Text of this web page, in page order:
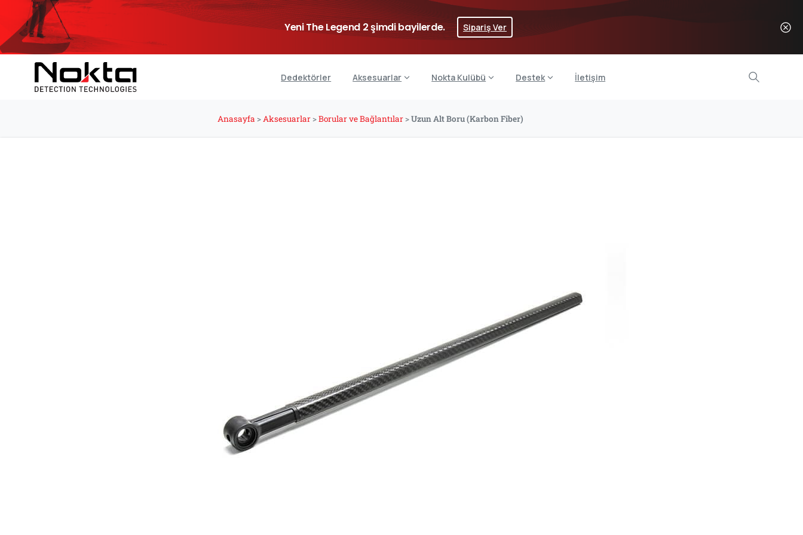
Yeni The Legend 2 şimdi bayilerde. Sipariş Ver
Dedektörler Aksesuarlar Nokta Kulübü Destek İletişim
Anasayfa >Aksesuarlar >Borular ve Bağlantılar >Uzun Alt Boru (Karbon Fiber)